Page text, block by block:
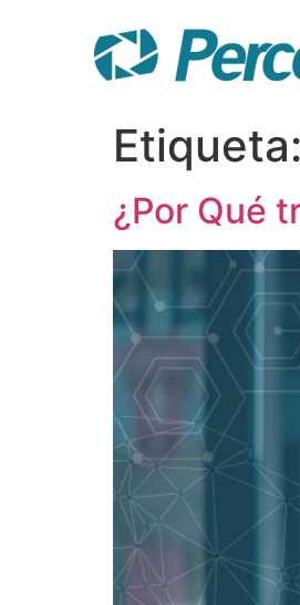
Etiqueta:
¿Por Qué